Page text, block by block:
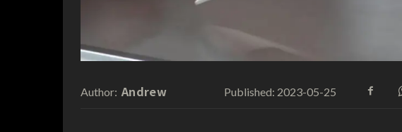
Author: Andrew Published: 2023-05-25